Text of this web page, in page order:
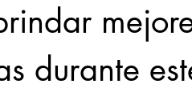
durante